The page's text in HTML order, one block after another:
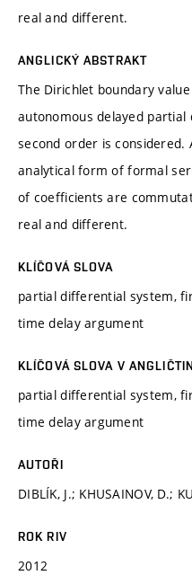
real and different.
ANGLICKÝ ABSTRAKT
The Dirichlet boundary
autonomous delayed
second order is considered.
analytical form of formal
of coefficients are
real and different.
KLÍČOVÁ SLOVA
partial differential system,
time delay argument
KLÍČOVÁ SLOVA V
partial differential system,
time delay argument
AUTOŘI
DIBLÍK, J.; KHUSAINOV, D.;
ROK RIV
2012